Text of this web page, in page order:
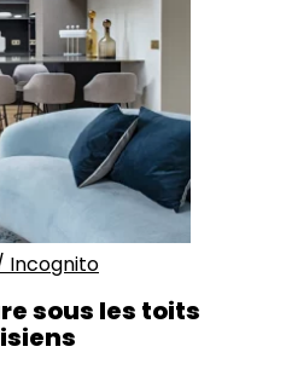
Incognito
sous les toits